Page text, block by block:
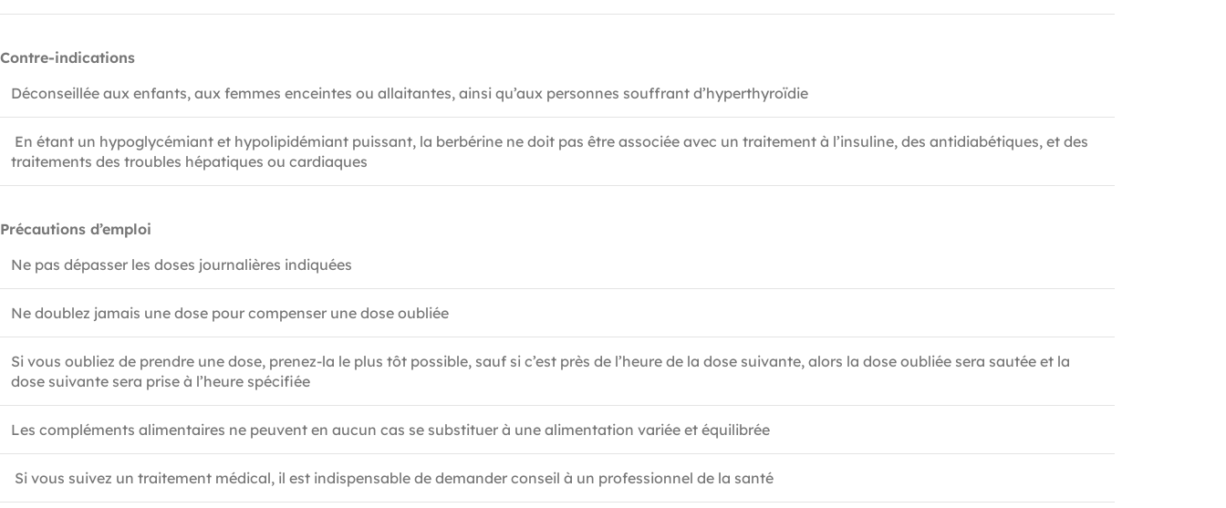
Contre-indications
Déconseillée aux enfants, aux femmes enceintes ou allaitantes, ainsi qu’aux personnes souffrant d’hyperthyroïdie
En étant un hypoglycémiant et hypolipidémiant puissant, la berbérine ne doit pas être associée avec un traitement à l’insuline, des antidiabétiques, et des
traitements des troubles hépatiques ou cardiaques
Précautions d’emploi
Ne pas dépasser les doses journalières indiquées
Ne doublez jamais une dose pour compenser une dose oubliée
Si vous oubliez de prendre une dose, prenez-la le plus tôt possible, sauf si c’est près de l’heure de la dose suivante, alors la dose oubliée sera sautée et la
dose suivante sera prise à l’heure spécifiée
Les compléments alimentaires ne peuvent en aucun cas se substituer à une alimentation variée et équilibrée
Si vous suivez un traitement médical, il est indispensable de demander conseil à un professionnel de la santé